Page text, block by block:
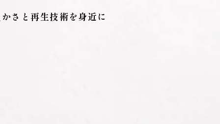
さと再生技術を身近に